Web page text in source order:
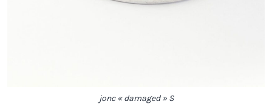
jonc « damaged » S